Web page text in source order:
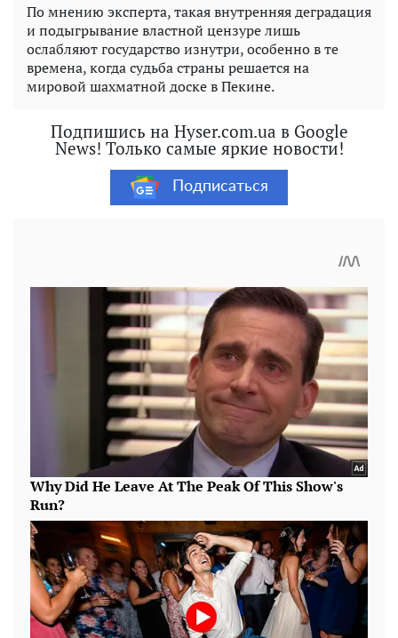
По мнению эксперта, такая внутренняя деградация
и подыгрывание властной цензуре лишь
ослабляют государство изнутри, особенно в те
времена, когда судьба страны решается на
мировой шахматной доске в Пекине.
Подпишись на Hyser.com.ua в Google
News! Только самые яркие новости!
Подписаться